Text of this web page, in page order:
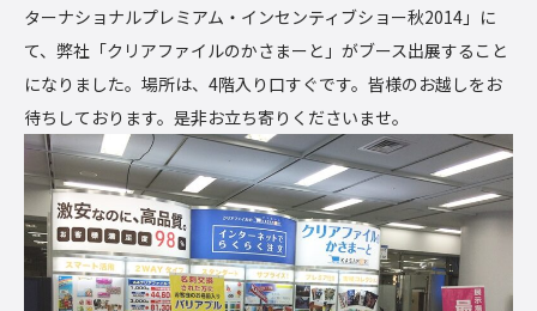
ターナショナルプレミアム・インセンティブショー秋2014」に
て、弊社「クリアファイルのかさまーと」がブース出展すること
になりました。場所は、4階入り口すぐです。皆様のお越しをお
待ちしております。是非お立ち寄りくださいませ。